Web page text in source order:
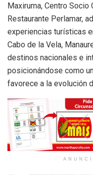
Maxiruma, Centro Socio
Restaurante Perlamar,
experiencias turísticas
Cabo de la Vela,
destinos nacionales e
posicionándose como
favorece a la evolución